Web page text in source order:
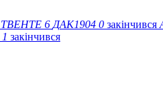
ТВЕНТЕ 6 ДАК1904 0 закінчився
1 закінчився